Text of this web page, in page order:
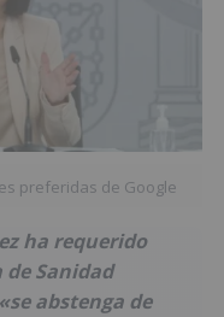
preferidas de Google
ha requerido
Sanidad
abstenga de